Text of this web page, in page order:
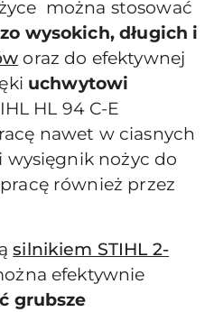
można stosować
wysokich, długich i
oraz do efektywnej
uchwytowi
HL 94 C-E
nawet w ciasnych
wysięgnik nożyc do
również przez
silnikiem STIHL 2-
efektywnie
grubsze